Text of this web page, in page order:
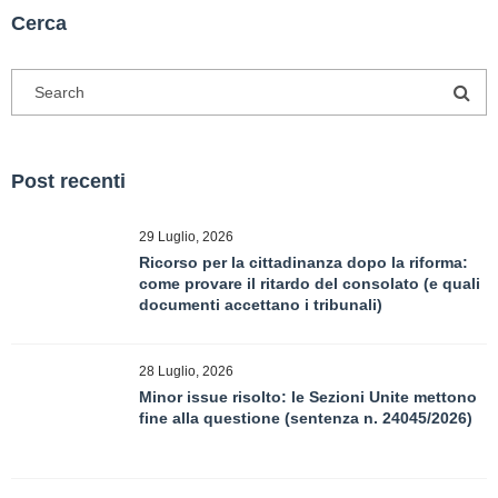
Cerca
Post recenti
29 Luglio, 2026
Ricorso per la cittadinanza dopo la riforma:
come provare il ritardo del consolato (e quali
documenti accettano i tribunali)
28 Luglio, 2026
Minor issue risolto: le Sezioni Unite mettono
fine alla questione (sentenza n. 24045/2026)